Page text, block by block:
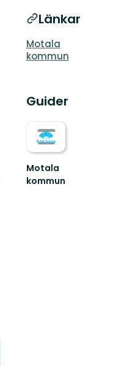
Länkar
Motala
kommun
Guider
Motala
kommun